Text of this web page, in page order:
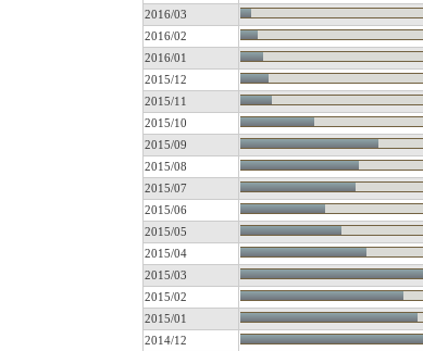
2016/03
2016/02
2016/01
2015/12
2015/11
2015/10
2015/09
2015/08
2015/07
2015/06
2015/05
2015/04
2015/03
2015/02
2015/01
2014/12